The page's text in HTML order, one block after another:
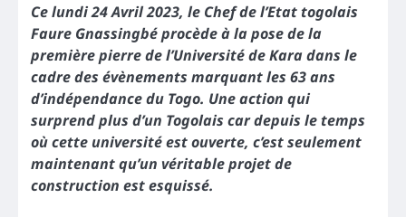
Ce lundi 24 Avril 2023, le Chef de l’Etat togolais
Faure Gnassingbé procède à la pose de la
première pierre de l’Université de Kara dans le
cadre des évènements marquant les 63 ans
d’indépendance du Togo. Une action qui
surprend plus d’un Togolais car depuis le temps
où cette université est ouverte, c’est seulement
maintenant qu’un véritable projet de
construction est esquissé.